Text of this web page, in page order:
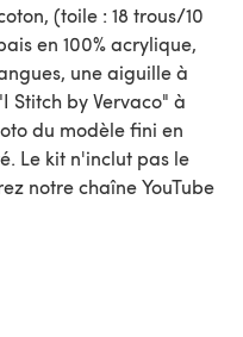
(toile : 18 trous/10
en 100% acrylique,
une aiguille à
Stitch by Vervaco" à
du modèle fini en
Le kit n'inclut pas le
notre chaîne YouTube
de 6 ans, Points :